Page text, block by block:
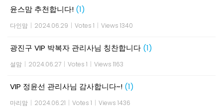
윤스맘 추천합니다! (1)
다인맘 | 2024.06.29 | Votes 1 | Views 1340
광진구 VIP 박복자 관리사님 칭찬합니다 (1)
설맘 | 2024.06.27 | Votes 1 | Views 1163
VIP 정윤선 관리사님 감사합니다~! (1)
마리맘 | 2024.06.21 | Votes 1 | Views 1436